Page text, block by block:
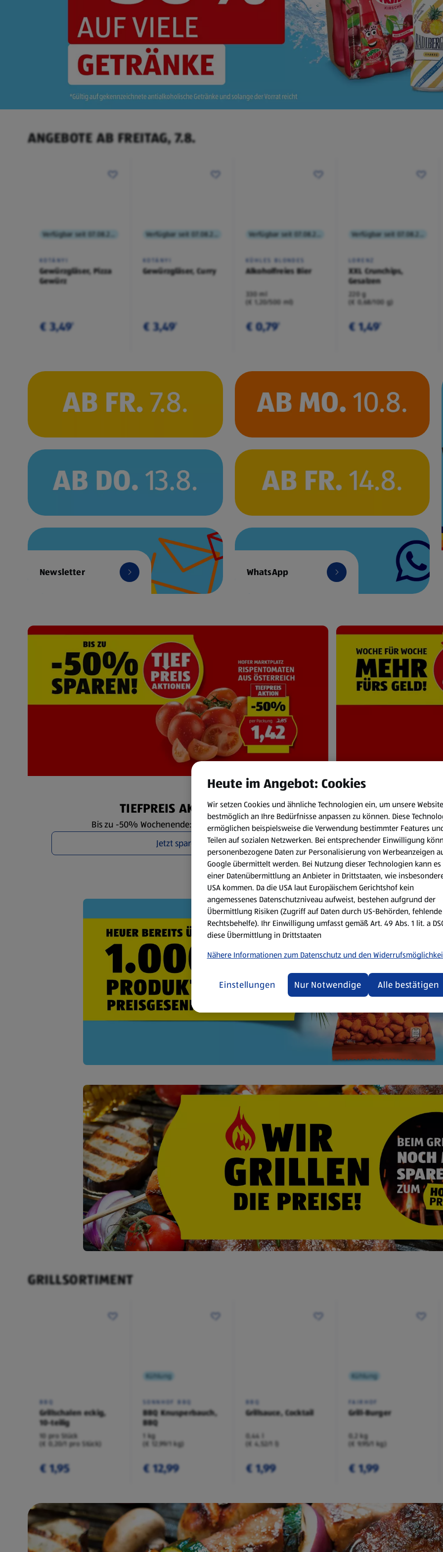
ANGEBOTE AB FREITAG, 7.8.
KOTÁNYI
Gewürzgläser, Pizza
Gewürz
€ 3,49¹
KOTÁNYI
Gewürzgläser, Curry
€ 3,49¹
KÜHLES BLONDES
Alkoholfreies Bier
330 ml
(€ 1,20/500 ml)
€ 0,79¹
LORENZ
XXL Crunchips,
Gesalzen
220 g
(€ 0,68/100 g)
€ 1,49¹
Newsletter WhatsApp
TIEFPREIS AKTIONEN
Bis zu -50% Wochenende: Fr. 7.8. und Sa. 8.8.
Jetzt sparen
HOFER
Immer zum
GRILLSORTIMENT
BBQ
Grillschalen eckig,
10-teilig
10 pro Stück
(€ 0,20/1 pro Stück)
€ 1,95
Kühlung
SONNHOF BBQ
BBQ Knusperbauch,
BBQ
1 kg
(€ 12,99/1 kg)
€ 12,99
BBQ
Grillsauce, Cocktail
0,44 l
(€ 4,52/1 l)
€ 1,99
Kühlung
FAIRHOF
Grill-Burger
0,2 kg
(€ 9,95/1 kg)
€ 1,99
Heute im Angebot: Cookies
Wir setzen Cookies und ähnliche Technologien ein, um unsere Website
bestmöglich an Ihre Bedürfnisse anpassen zu können. Diese
ermöglichen beispielsweise die Verwendung bestimmter Features
Teilen auf sozialen Netzwerken. Bei entsprechender Einwilligung
personenbezogene Daten zur Personalisierung von Werbeanzeigen
Google übermittelt werden. Bei Nutzung dieser Technologien kann es
einer Datenübermittlung an Anbieter in Drittstaaten, wie
USA kommen. Da die USA laut Europäischem Gerichtshof kein
angemessenes Datenschutzniveau aufweist, bestehen aufgrund der
Übermittlung Risiken (Zugriff auf Daten durch US-Behörden, fehlende
Rechtsbehelfe). Ihr Einwilligung umfasst gemäß Art. 49 Abs. 1 lit. a
diese Übermittlung in Drittstaaten
Nähere Informationen zum Datenschutz und den
Einstellungen Nur Notwendige Alle bestätigen